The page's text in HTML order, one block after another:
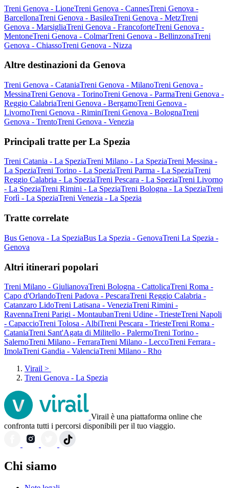
Treni Genova - LioneTreni Genova - CannesTreni Genova -
BarcellonaTreni Genova - BasileaTreni Genova - MetzTreni
Genova - MarsigliaTreni Genova - FrancoforteTreni Genova -
MentoneTreni Genova - ColmarTreni Genova - BellinzonaTreni
Genova - ChiassoTreni Genova - Nizza
Altre destinazioni da Genova
Treni Genova - CataniaTreni Genova - MilanoTreni Genova -
MessinaTreni Genova - TorinoTreni Genova - ParmaTreni Genova -
Reggio CalabriaTreni Genova - BergamoTreni Genova -
LivornoTreni Genova - RiminiTreni Genova - BolognaTreni
Genova - TrentoTreni Genova - Venezia
Principali tratte per La Spezia
Treni Catania - La SpeziaTreni Milano - La SpeziaTreni Messina -
La SpeziaTreni Torino - La SpeziaTreni Parma - La SpeziaTreni
Reggio Calabria - La SpeziaTreni Pescara - La SpeziaTreni Livorno
- La SpeziaTreni Rimini - La SpeziaTreni Bologna - La SpeziaTreni
Forlì - La SpeziaTreni Venezia - La Spezia
Tratte correlate
Bus Genova - La SpeziaBus La Spezia - GenovaTreni La Spezia -
Genova
Altri itinerari popolari
Treni Milano - GiulianovaTreni Bologna - CattolicaTreni Roma -
Capo d'OrlandoTreni Padova - PescaraTreni Reggio Calabria -
Catanzaro LidoTreni Latisana - VeneziaTreni Rimini -
RavennaTreni Parigi - MontaubanTreni Udine - TriesteTreni Napoli
- CapaccioTreni Tolosa - AlbiTreni Pescara - TriesteTreni Roma -
CataniaTreni Sant'Agata di Militello - PalermoTreni Torino -
SalernoTreni Milano - FerraraTreni Milano - LeccoTreni Ferrara -
ImolaTreni Gandia - ValenciaTreni Milano - Rho
Virail >
Treni Genova - La Spezia
Virail è una piattaforma online che
confronta tutti i percorsi disponibili per il tuo viaggio.
Chi siamo